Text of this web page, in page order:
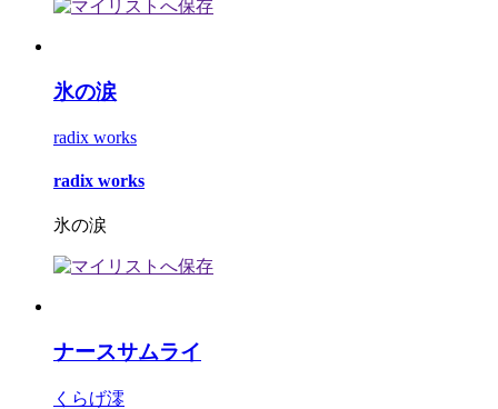
氷の涙
radix works
radix works
氷の涙
ナースサムライ
くらげ澪